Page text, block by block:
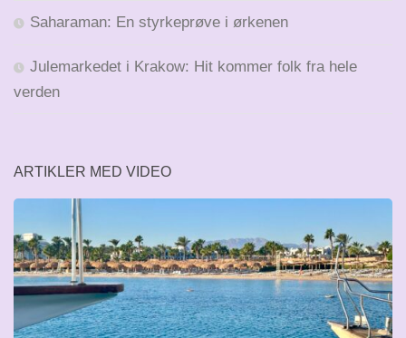
Saharaman: En styrkeprøve i ørkenen
Julemarkedet i Krakow: Hit kommer folk fra hele
verden
ARTIKLER MED VIDEO